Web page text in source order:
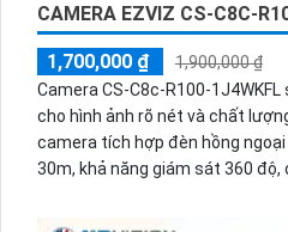
CAMERA EZVIZ CS-C8C-
1,700,000 ₫
1,900,000 ₫
Camera CS-C8c-R100-
cho hình ảnh rõ nét và chất
camera tích hợp đèn hồng
30m, khả năng giám sát 360 độ,